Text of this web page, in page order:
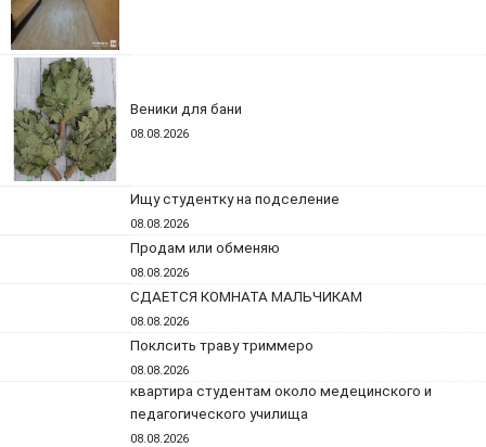
Веники для бани
08.08.2026
Ищу студентку на подселение
08.08.2026
Продам или обменяю
08.08.2026
СДАЕТСЯ КОМНАТА МАЛЬЧИКАМ
08.08.2026
Поклсить траву триммеро
08.08.2026
квартира студентам около медецинского и
педагогического училища
08.08.2026